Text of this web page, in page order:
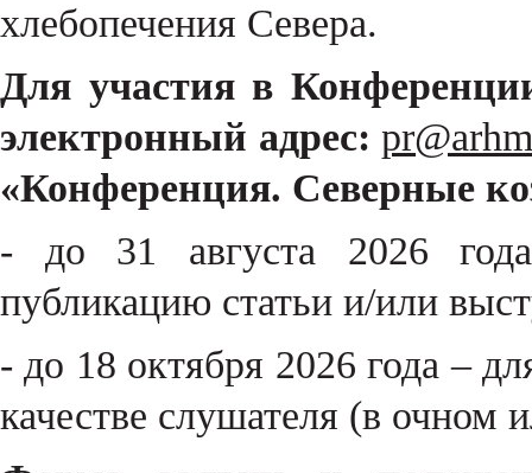
хлебопечения Севера.
Для участия в
электронный адрес:
«Конференция. Северные
- до 31 августа 2026
публикацию статьи и/или
- до 18 октября 2026 года –
качестве слушателя (в очном